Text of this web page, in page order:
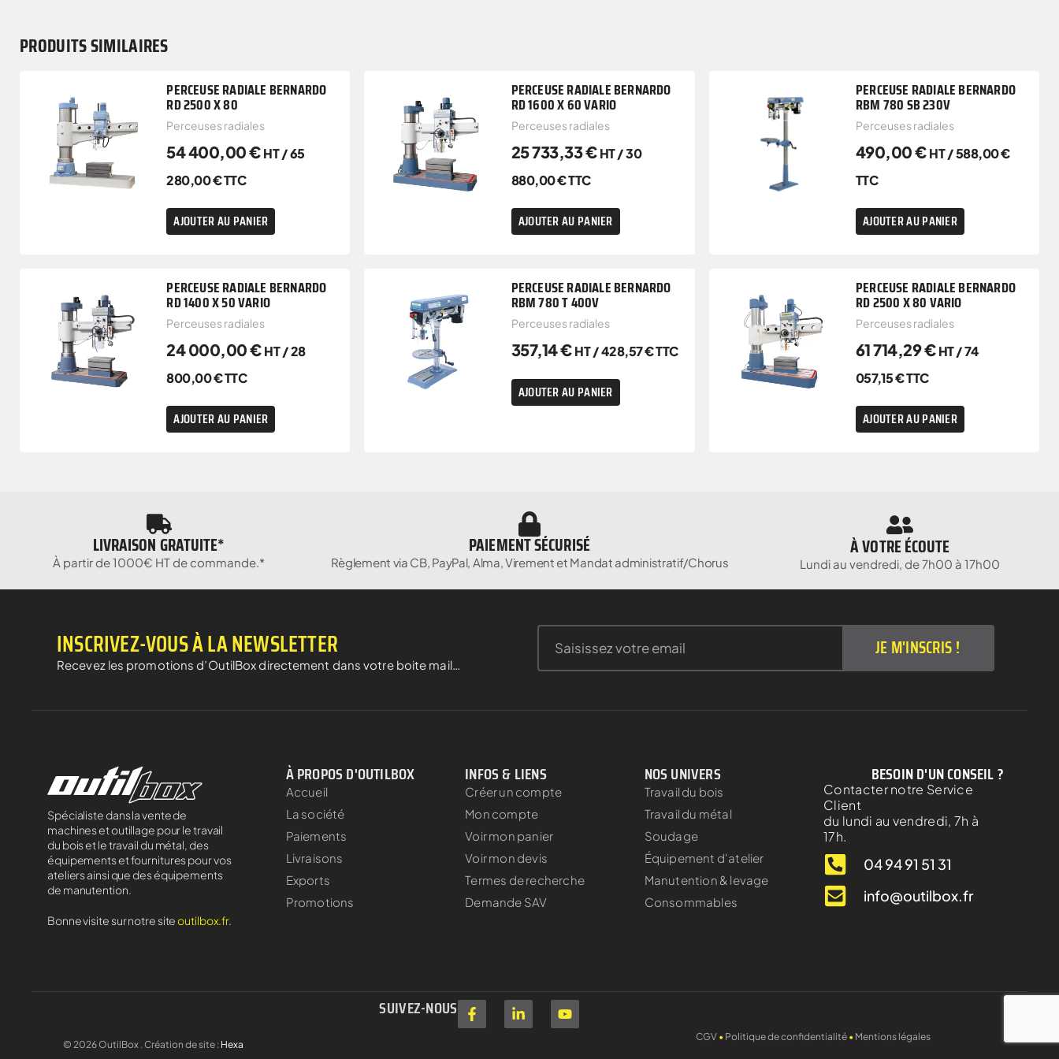
PRODUITS SIMILAIRES
PERCEUSE RADIALE BERNARDO
RD 2500 X 80
Perceuses radiales
54 400,00€HT /65
280,00€TTC
AJOUTER AU PANIER
PERCEUSE RADIALE BERNARDO
RD 1600 X 60 VARIO
Perceuses radiales
25 733,33€ HT /30
880,00€TTC
AJOUTER AU PANIER
PERCEUSE RADIALE BERNARDO
RBM 780 SB 230V
Perceuses radiales
490,00€HT /588,00€
TTC
AJOUTER AU PANIER
PERCEUSE RADIALE BERNARDO
RD 1400 X 50 VARIO
Perceuses radiales
24 000,00€HT /28
800,00€TTC
AJOUTER AU PANIER
PERCEUSE RADIALE BERNARDO
RBM 780 T 400V
Perceuses radiales
357,14€ HT /428,57€TTC
AJOUTER AU PANIER
PERCEUSE RADIALE BERNARDO
RD 2500 X 80 VARIO
Perceuses radiales
61 714,29€ HT /74
057,15€TTC
AJOUTER AU PANIER
LIVRAISON GRATUITE*
À partir de 1000€ HT de commande.*
PAIEMENT SÉCURISÉ
Règlement via CB, PayPal, Alma, Virement et Mandat administratif/Chorus
À VOTRE ÉCOUTE
Lundi au vendredi, de 7h00 à 17h00
INSCRIVEZ-VOUS À LA NEWSLETTER
Recevez les promotions d’OutilBox directement dans votre boite mail…
JE M'INSCRIS !
Spécialiste dans la vente de
machines et outillage pour le travail
du bois et le travail du métal, des
équipements et fournitures pour vos
ateliers ainsi que des équipements
de manutention.
Bonne visite sur notre siteoutilbox.fr.
À PROPOS D'OUTILBOX
Accueil
La société
Paiements
Livraisons
Exports
Promotions
INFOS & LIENS
Créer un compte
Mon compte
Voir mon panier
Voir mon devis
Termes de recherche
Demande SAV
NOS UNIVERS
Travail du bois
Travail du métal
Soudage
Équipement d'atelier
Manutention & levage
Consommables
BESOIN D'UN CONSEIL ?
Contacter notre Service
Client
du lundi au vendredi, 7h à
17h.
04 94 91 51 31
info@outilbox.fr
© 2026OutilBox . Création de site : Hexa
SUIVEZ-NOUS
CGV • Politique de confidentialité • Mentions légales